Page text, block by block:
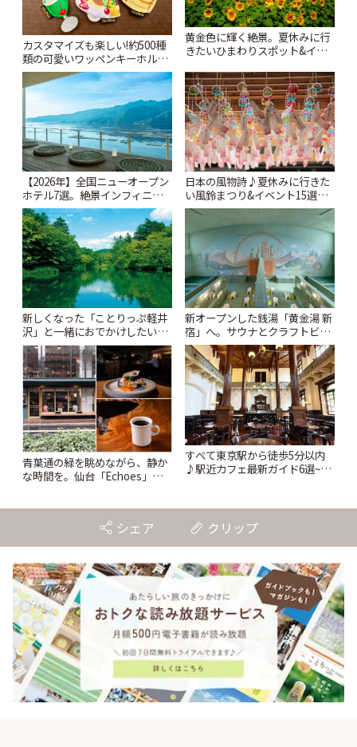
カスタマイズも楽しい!約500種
類の可愛いワッペンキーホルダ
ーがずらり。小平市
「Kimamaya T&K」 | ことりっ
黄金色に輝く絶景。夏休みに行
きたいひまわりスポット&イベ
トアップまで【2026年夏】 | こ
とりっぷ
【2026年】全国ニューオープン
ホテル7選。絶景インフィニテ
ィ温泉から文化財の邸宅まで |
ことりっぷ
日本の風物詩♪夏休みに行きた
い風鈴まつり&イベント15選
【2026年夏】 | ことりっぷ
新しくなった「ことりっぷ軽井
沢」と一緒におでかけしたい注
目スポット13選【スタンプラリ
ー開催中】 | ことりっぷ
新オープンした銭湯「黄金湯 新
宿」へ。サウナとクラフトビー
ルを楽しむ癒やしのレトロ空間
| ことりっぷ
青葉通の緑を眺めながら、静か
な時間を。仙台「Echoes」で
すべて東京駅から徒歩5分以内
♪駅近カフェ最新ガイド6選~重
りっぷ
シェア クリップ